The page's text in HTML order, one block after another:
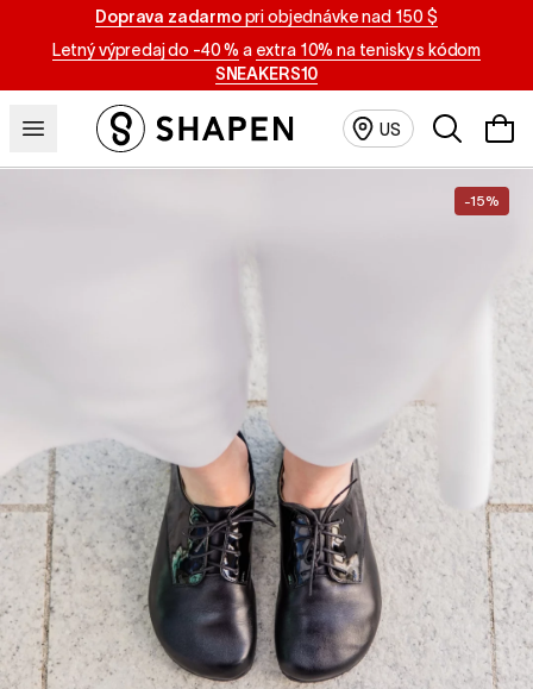
Doprava zadarmopri objednávke nad 150 $
Letný výpredaj do -40 % a extra 10% na tenisky s kódom
SNEAKERS10
US
-15%